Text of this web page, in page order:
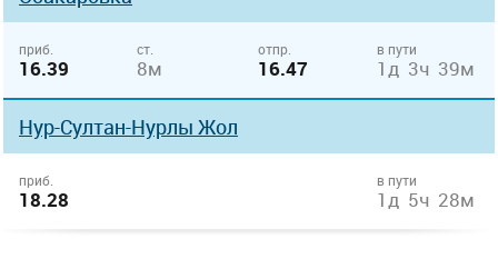
приб.
16.39
ст.
8м
отпр.
16.47
в пути
1д 3ч 39м
Нур-Султан-Нурлы Жол
приб.
18.28
в пути
1д 5ч 28м